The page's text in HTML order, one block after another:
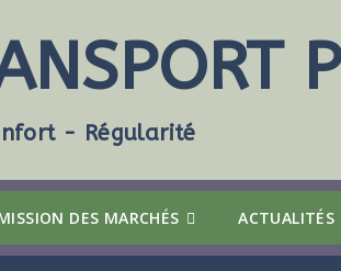
- Régularité
DES MARCHÉS ACTUALITÉS